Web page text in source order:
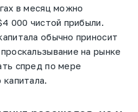
в месяц можно
000 чистой прибыли.
обычно приносит
на рынке
спред по мере
капитала.